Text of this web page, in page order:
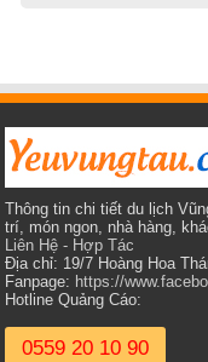
Thông tin chi tiết du lịch
trí, món ngon, nhà hàng,
Liên Hệ - Hợp Tác
Địa chỉ: 19/7 Hoàng Hoa
Fanpage: https://
Hotline Quảng Cáo:
0559 20 10 90